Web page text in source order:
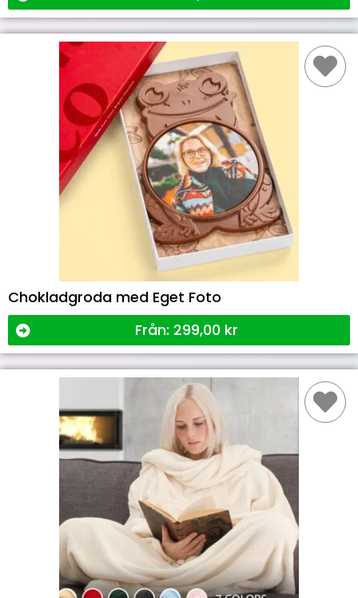
Chokladgroda med Eget Foto
Från: 299,00 kr